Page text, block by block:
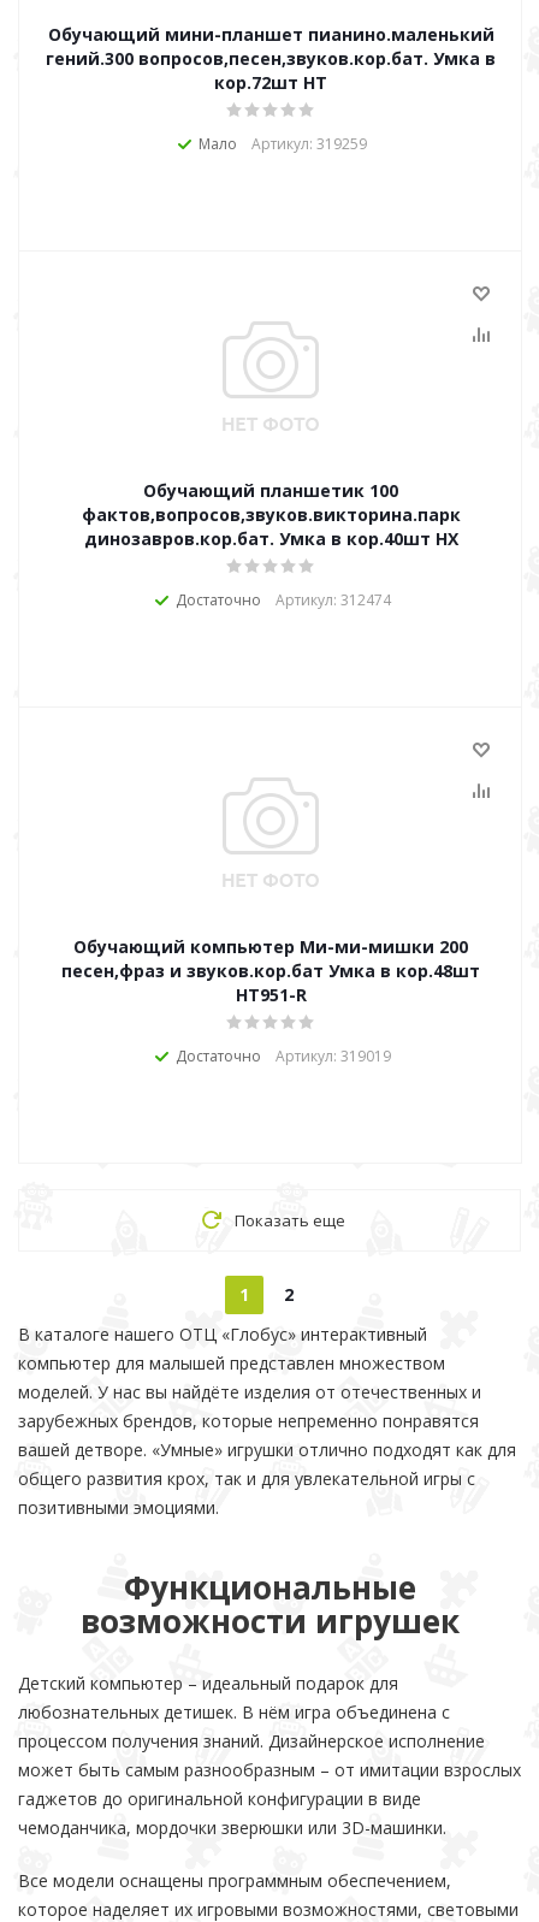
Обучающий мини-планшет пианино.маленький
гений.300 вопросов,песен,звуков.кор.бат. Умка в
кор.72шт HT
Мало Артикул: 319259
Обучающий планшетик 100
фактов,вопросов,звуков.викторина.парк
динозавров.кор.бат. Умка в кор.40шт HX
Достаточно Артикул: 312474
Обучающий компьютер Ми-ми-мишки 200
песен,фраз и звуков.кор.бат Умка в кор.48шт
HT951-R
Достаточно Артикул: 319019
Показать еще
1
2
В каталоге нашего ОТЦ «Глобус» интерактивный
компьютер для малышей представлен множеством
моделей. У нас вы найдёте изделия от отечественных и
зарубежных брендов, которые непременно понравятся
вашей детворе. «Умные» игрушки отлично подходят как для
общего развития крох, так и для увлекательной игры с
позитивными эмоциями.
Функциональные
возможности игрушек
Детский компьютер – идеальный подарок для
любознательных детишек. В нём игра объединена с
процессом получения знаний. Дизайнерское исполнение
может быть самым разнообразным – от имитации взрослых
гаджетов до оригинальной конфигурации в виде
чемоданчика, мордочки зверюшки или 3D-машинки.
Все модели оснащены программным обеспечением,
которое наделяет их игровыми возможностями, световыми